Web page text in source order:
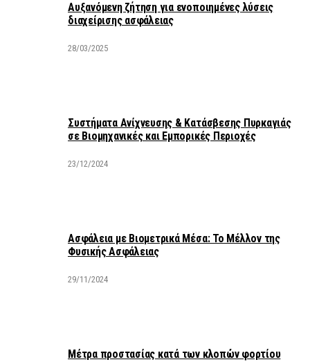
Αυξανόμενη ζήτηση για ενοποιημένες λύσεις
διαχείρισης ασφάλειας
28/03/2025
Συστήματα Ανίχνευσης & Κατάσβεσης Πυρκαγιάς
σε Βιομηχανικές και Εμπορικές Περιοχές
23/12/2024
Ασφάλεια με Βιομετρικά Μέσα: Το Μέλλον της
Φυσικής Ασφάλειας
29/11/2024
Μέτρα προστασίας κατά των κλοπών φορτίου